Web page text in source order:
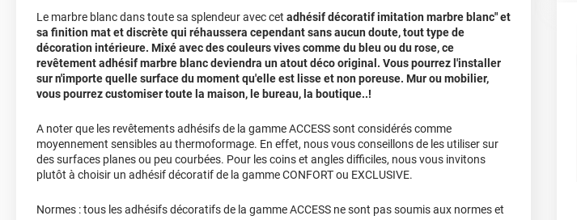
Le marbre blanc dans toute sa splendeur avec cet adhésif décoratif imitation marbre blanc" et
sa finition mat et discrète qui réhaussera cependant sans aucun doute, tout type de
décoration intérieure. Mixé avec des couleurs vives comme du bleu ou du rose, ce
revêtement adhésif marbre blancdeviendra un atout déco original. Vous pourrez l'installer
sur n'importe quelle surface du moment qu'elle est lisse et non poreuse. Mur ou mobilier,
vous pourrez customiser toute la maison, le bureau, la boutique..!
A noter que les revêtements adhésifs de la gamme ACCESS sont considérés comme
moyennement sensibles au thermoformage. En effet, nous vous conseillons de les utiliser sur
des surfaces planes ou peu courbées. Pour les coins et angles difficiles, nous vous invitons
plutôt à choisir un adhésif décoratif de la gamme CONFORT ou EXCLUSIVE.
Normes : tous les adhésifs décoratifs de la gamme ACCESS ne sont pas soumis aux normes et